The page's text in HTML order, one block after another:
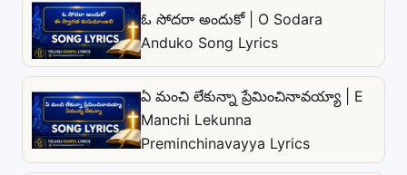
ఓ సోదరా అందుకో | O Sodara
Anduko Song Lyrics
ఏ మంచి లేకున్నా ప్రేమించినావయ్యా | E
Manchi Lekunna
Preminchinavayya Lyrics